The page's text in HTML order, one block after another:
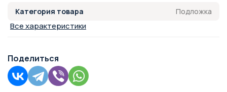
Категория товара Подложка
Все характеристики
Поделиться